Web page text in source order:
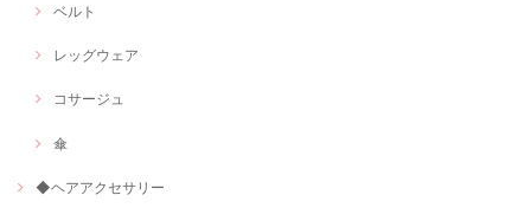
ベルト
レッグウェア
コサージュ
傘
◆ヘアアクセサリー